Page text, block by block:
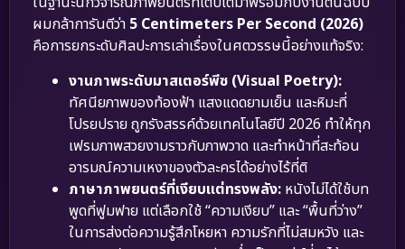
ผมกล้าการันตีว่า 5 Centimeters Per Second (2026)
คือการยกระดับศิลปะการเล่าเรื่องในศตวรรษนี้อย่างแท้จริง:
งานภาพระดับมาสเตอร์พีซ (Visual Poetry):
ทัศนียภาพของท้องฟ้า แสงแดดยามเย็น และหิมะที่
โปรยปราย ถูกรังสรรค์ด้วยเทคโนโลยีปี 2026 ทำให้ทุก
เฟรมภาพสวยงามราวกับภาพวาด และทำหน้าที่สะท้อน
อารมณ์ความเหงาของตัวละครได้อย่างไร้ที่ติ
ภาษาภาพยนตร์ที่เงียบแต่ทรงพลัง: หนังไม่ได้ใช้บท
พูดที่ฟูมฟาย แต่เลือกใช้ “ความเงียบ” และ “พื้นที่ว่าง”
ในการส่งต่อความรู้สึกโหยหา ความรักที่ไม่สมหวัง และ